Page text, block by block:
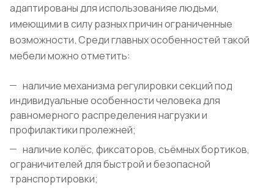
адаптированы для использованияе людьми,
имеющими в силу разных причин ограниченные
возможности. Среди главных особенностей такой
мебели можно отметить:
наличие механизма регулировки секций под
индивидуальные особенности человека для
равномерного распределения нагрузки и
профилактики пролежней;
наличие колёс, фиксаторов, съёмных бортиков,
ограничителей для быстрой и безопасной
транспортировки;